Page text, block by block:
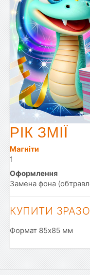
РІК ЗМІЇ
Магніти
1
Оформлення
Замена фона
КУПИТИ
Формат 85x85 мм